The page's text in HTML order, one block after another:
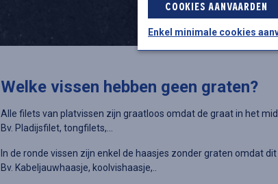
Welke vissen hebben geen graten?
Alle filets van platvissen zijn graatloos omdat de graat in het
Bv. Pladijsfilet, tongfilets,...
In de ronde vissen zijn enkel de haasjes zonder graten omdat
Bv. Kabeljauwhaasje, koolvishaasje,..
COOKIES AANVAARDEN
Enkel minimale cookies